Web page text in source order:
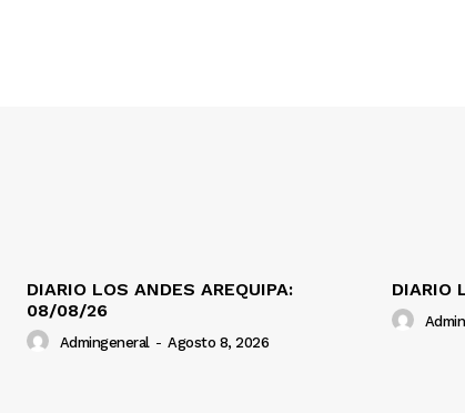
DIARIO LOS ANDES AREQUIPA:
08/08/26
Admingeneral - Agosto 8, 2026
DIARIO